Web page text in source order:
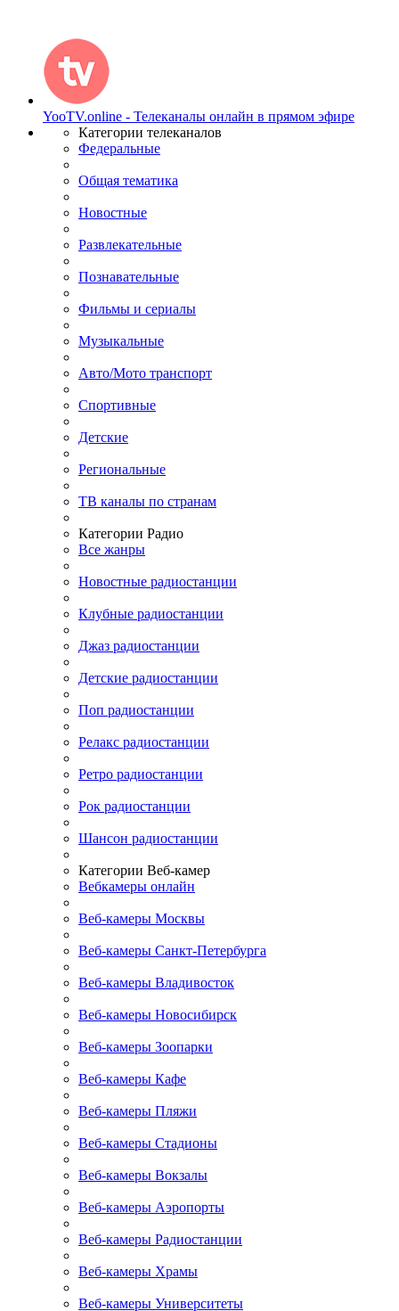
YooTV.online - Телеканалы онлайн в прямом эфире
Категории телеканалов
Федеральные
Общая тематика
Новостные
Развлекательные
Познавательные
Фильмы и сериалы
Музыкальные
Авто/Мото транспорт
Спортивные
Детские
Региональные
ТВ каналы по странам
Категории Радио
Все жанры
Новостные радиостанции
Клубные радиостанции
Джаз радиостанции
Детские радиостанции
Поп радиостанции
Релакс радиостанции
Ретро радиостанции
Рок радиостанции
Шансон радиостанции
Категории Веб-камер
Вебкамеры онлайн
Веб-камеры Москвы
Веб-камеры Санкт-Петербурга
Веб-камеры Владивосток
Веб-камеры Новосибирск
Веб-камеры Зоопарки
Веб-камеры Кафе
Веб-камеры Пляжи
Веб-камеры Стадионы
Веб-камеры Вокзалы
Веб-камеры Аэропорты
Веб-камеры Радиостанции
Веб-камеры Храмы
Веб-камеры Университеты